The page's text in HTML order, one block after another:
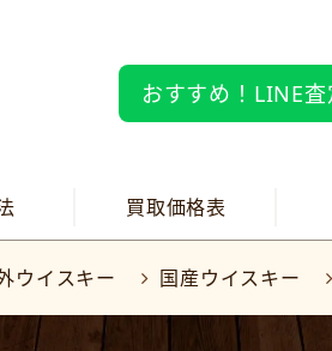
おすすめ！LINE査
買取価格表
ウイスキー 国産ウイスキー